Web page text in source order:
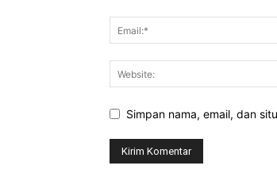
Simpan nama, email, dan